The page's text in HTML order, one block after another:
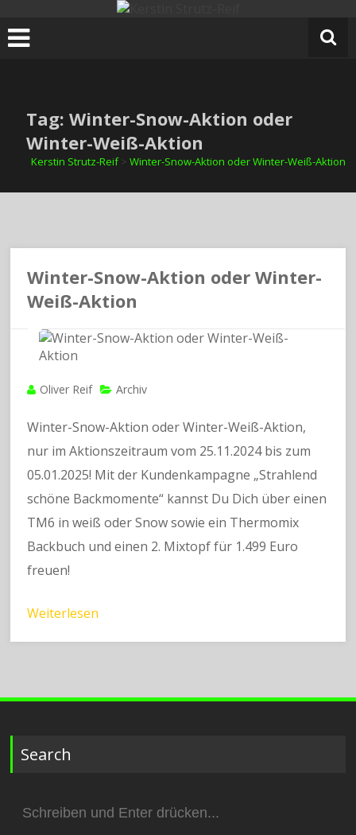
Inhalt
springen
Tag: Winter-Snow-Aktion oder
Winter-Weiß-Aktion
Kerstin Strutz-Reif> Winter-Snow-Aktion oder Winter-Weiß-Aktion
Winter-Snow-Aktion oder Winter-
Weiß-Aktion
Oliver Reif Archiv
Winter-Snow-Aktion oder Winter-Weiß-Aktion,
nur im Aktionszeitraum vom 25.11.2024 bis zum
05.01.2025! Mit der Kundenkampagne „Strahlend
schöne Backmomente“ kannst Du Dich über einen
TM6 in weiß oder Snow sowie ein Thermomix
Backbuch und einen 2. Mixtopf für 1.499 Euro
freuen!
Weiterlesen
Search
nach: